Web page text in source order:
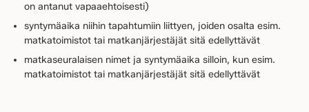
on antanut vapaaehtoisesti)
syntymäaika niihin tapahtumiin liittyen, joiden osalta esim.
matkatoimistot tai matkanjärjestäjät sitä edellyttävät
matkaseuralaisen nimet ja syntymäaika silloin, kun esim.
matkatoimistot tai matkanjärjestäjät sitä edellyttävät